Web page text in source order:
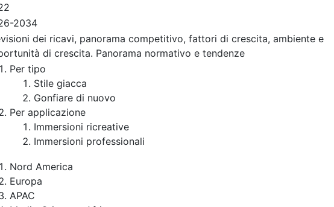
2034
dei ricavi, panorama competitivo, fattori di crescita, ambiente e
di crescita. Panorama normativo e tendenze
Per tipo
Stile giacca
Gonfiare di nuovo
Per applicazione
Immersioni ricreative
Immersioni professionali
Nord America
Europa
APAC